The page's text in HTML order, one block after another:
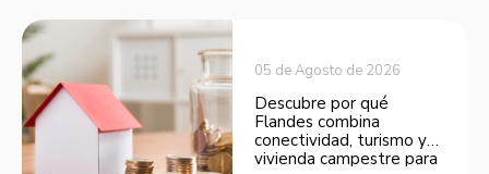
05 de Agosto de 2026
Descubre por qué
Flandes combina
conectividad, turismo y
vivienda campestre para